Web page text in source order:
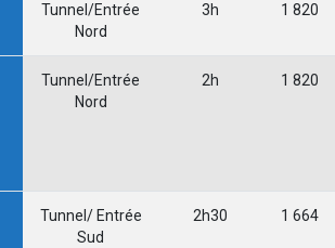
Tunnel/Entrée
Nord
3h 1 820
Tunnel/Entrée
Nord
2h 1 820
Tunnel/ Entrée
Sud
2h30 1 664